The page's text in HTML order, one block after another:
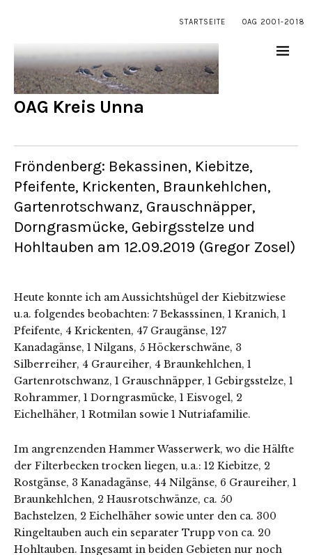
STARTSEITE OAG 2001-2018
OAG Kreis Unna
Fröndenberg: Bekassinen, Kiebitze,
Pfeifente, Krickenten, Braunkehlchen,
Gartenrotschwanz, Grauschnäpper,
Dorngrasmücke, Gebirgsstelze und
Hohltauben am 12.09.2019 (Gregor Zosel)
Heute konnte ich am Aussichtshügel der Kiebitzwiese
u.a. folgendes beobachten: 7 Bekasssinen, 1 Kranich, 1
Pfeifente, 4 Krickenten, 47 Graugänse, 127
Kanadagänse, 1 Nilgans, 5 Höckerschwäne, 3
Silberreiher, 4 Graureiher, 4 Braunkehlchen, 1
Gartenrotschwanz, 1 Grauschnäpper, 1 Gebirgsstelze, 1
Rohrammer, 1 Dorngrasmücke, 1 Eisvogel, 2
Eichelhäher, 1 Rotmilan sowie 1 Nutriafamilie.
Im angrenzenden Hammer Wasserwerk, wo die Hälfte
der Filterbecken trocken liegen, u.a.: 12 Kiebitze, 2
Rostgänse, 3 Kanadagänse, 44 Nilgänse, 6 Graureiher, 1
Braunkehlchen, 2 Hausrotschwänze, ca. 50
Bachstelzen, 2 Eichelhäher sowie unter den ca. 300
Ringeltauben auch ein separater Trupp von ca. 20
Hohltauben. Insgesamt in beiden Gebieten nur noch